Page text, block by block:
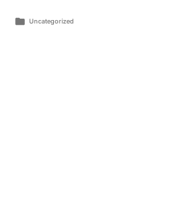
Uncategorized